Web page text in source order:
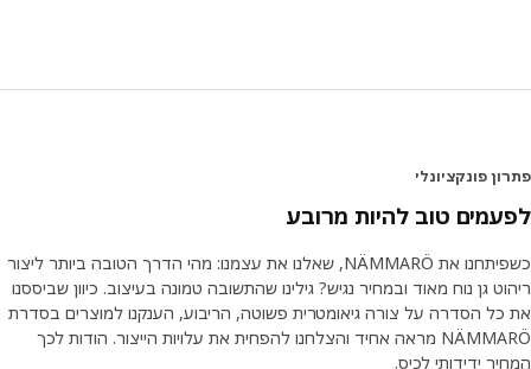
במהלך ההובלה – לאורך כל הדרך, מהמפעל ועד לבית הלקוח.
של מנוחה, ספות עבור אורחים רבים ושולחנות לארוחות ערב
אינטימיות או למשפחות גדולות. "המטרה היא למצוא את הפתרון
לחללי חוץ שונים ולכל כיס." פריטי הריהוט קלים יחסית, כך שתוכלו
להזיז אותם בקלות אם תרצו ליצור מקום עבור אורחים נוספים או
לאחסן אותם כאשר העונות מתחלפות. "מדובר בפרט קטן אך חשוב
שהופך את חיי היומיום בגינה או במרפסת לנוחים יותר," אומר
פונקציונלי
טוב להיות מרובע
כשפיתחנו את NÄMMARÖ, שאלנו את עצמנו: מהי הדרך הטובה ביותר ליצור
גן נוח מאוד ובמחיר נגיש? גילינו שהתשובה טמונה בעיצוב. כיוון שביססנו
הסדרה על צורה גיאומטרית פשוטה, הריבוע, הענקנו למוצרים בסדרת
NÄMMARÖ מראה אחיד והצלחנו להפחית את עלויות הייצור. הודות לכך
ידידותי לכיס.